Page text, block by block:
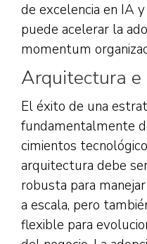
de excelencia en IA
puede acelerar la
momentum
Arquitectura
El éxito de una
fundamentalmente
cimientos
arquitectura debe
robusta para
a escala, pero
flexible para